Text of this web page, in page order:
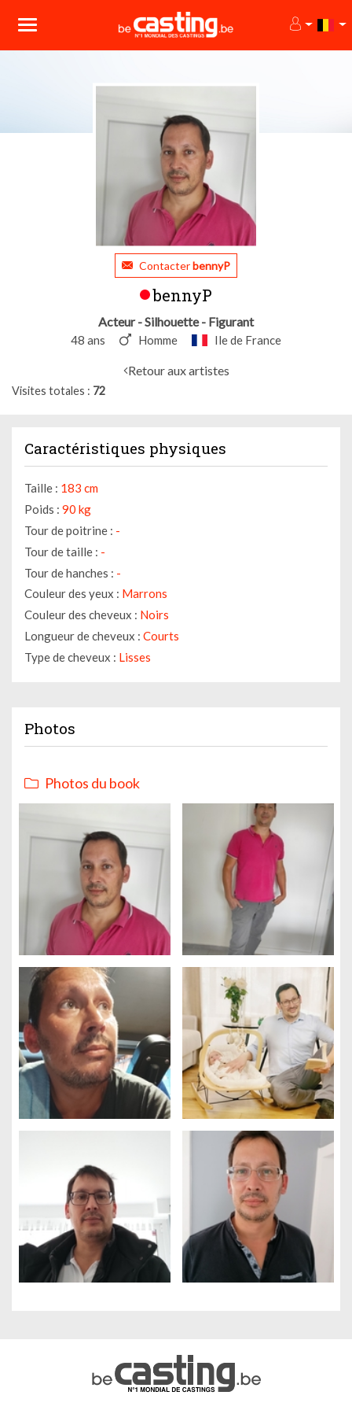
ContacterbennyP
bennyP
Acteur - Silhouette - Figurant
48 ans Homme Ile de France
Retour aux artistes
Visites totales 72
Caractéristiques physiques
Taille : 183 cm
Poids : 90 kg
Tour de poitrine : -
Tour de taille : -
Tour de hanches : -
Couleur des yeux : Marrons
Couleur des cheveux : Noirs
Longueur de cheveux : Courts
Type de cheveux : Lisses
Photos
Photos du book
Gestion des cookies
Nous utilisons des cookies qui facilitent l'utilisation du site,
améliorent la performance et la sécurité du site internet.
Faites-nous part de vos préférences de cookies pour chaque
Mesure d'audience
Régies publicitaires